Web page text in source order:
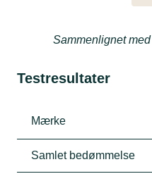
Sammenlignet med
Testresultater
Mærke
Samlet bedømmelse